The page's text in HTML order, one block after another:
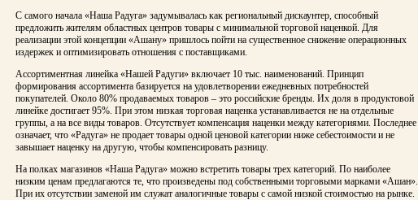
С самого начала «Наша Радуга» задумывалась как региональный дискаунтер, способный
предложить жителям областных центров товары с минимальной торговой наценкой. Для
реализации этой концепции «Ашану» пришлось пойти на существенное снижение операционных
издержек и оптимизировать отношения с поставщиками.
Ассортиментная линейка «Нашей Радуги» включает 10 тыс. наименований. Принцип
формирования ассортимента базируется на удовлетворении ежедневных потребностей
покупателей. Около 80% продаваемых товаров – это российские бренды. Их доля в продуктовой
линейке достигает 95%. При этом низкая торговая наценка устанавливается не на отдельные
группы, а на все виды товаров. Отсутствует компенсация наценки между категориями. Последнее
означает, что «Радуга» не продает товары одной ценовой категории ниже себестоимости и не
завышает наценку на другую, чтобы компенсировать разницу.
На полках магазинов «Наша Радуга» можно встретить товары трех категорий. По наиболее
низким ценам предлагаются те, что произведены под собственными торговыми марками «Ашан».
При их отсутствии заменой им служат аналогичные товары с самой низкой стоимостью на рынке.